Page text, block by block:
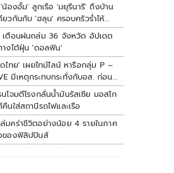
องอั้ม' ลูกเรือ 'มยุรีนารี' ถึงบ้าน
ยวกันกับ 'ฮลุน' ครอบครัวร่ำไห้
นอยากเป็นทหารเรือ
ตือนฝนถล่ม 36 จังหวัด อัปเดต
างไต้ฝุ่น 'ดอลฟิน'
ไทย' เผยไทม์ไลน์ หารือกลุ่ม P –
มีเหตุกระทบกระทั่งกับอส. ก่อน
ขึ้นรถกลับ
นโจมตีโรงกลั่นน้ำมันรัสเซีย มอสโก
คืนใส่สถานีรถไฟและเรือ
มคร่าชีวิตอย่างน้อย 4 รายในภาค
ของฟิลิปปินส์